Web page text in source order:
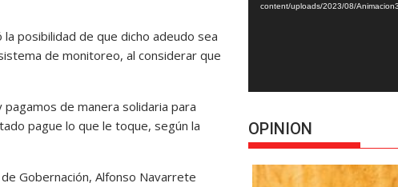
posibilidad de que dicho adeudo sea
de monitoreo, al considerar que
de manera solidaria para
pague lo que le toque, según la
Gobernación, Alfonso Navarrete
content/uploads/2023/08/
OPINION